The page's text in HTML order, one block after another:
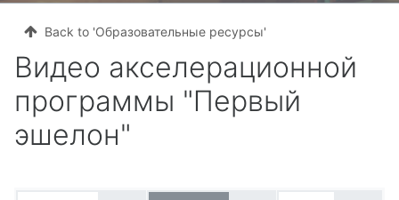
Back to 'Образовательные ресурсы'
Видео акселерационной
программы "Первый
эшелон"